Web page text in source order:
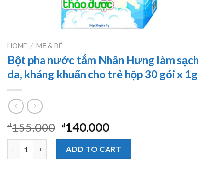
HOME / MẸ & BÉ
Bột pha nước tắm Nhân Hưng làm sạch
da, kháng khuẩn cho trẻ hộp 30 gói x 1g
₫155.000 ₫140.000
ADD TO CART